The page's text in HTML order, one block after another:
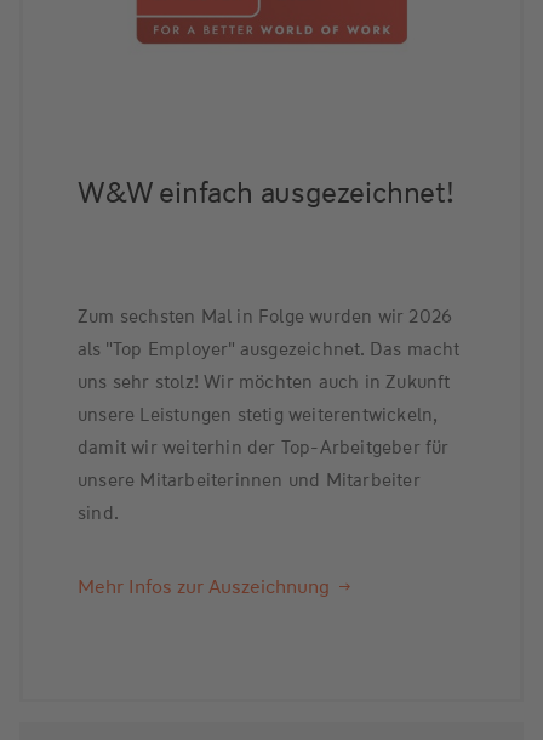
W&W einfach ausgezeichnet!
Zum sechsten Mal in Folge wurden wir 2026
als "Top Employer" ausgezeichnet. Das macht
uns sehr stolz! Wir möchten auch in Zukunft
unsere Leistungen stetig weiterentwickeln,
damit wir weiterhin der Top-Arbeitgeber für
unsere Mitarbeiterinnen und Mitarbeiter
sind.
Mehr Infos zur Auszeichnung